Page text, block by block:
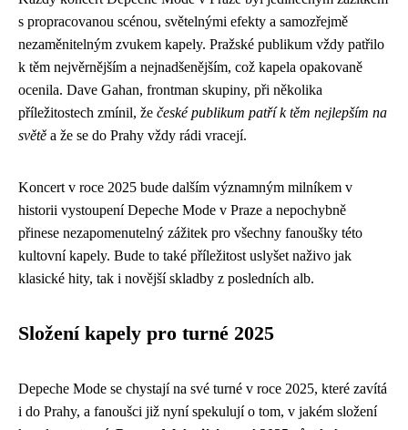
s propracovanou scénou, světelnými efekty a samozřejmě
nezaměnitelným zvukem kapely. Pražské publikum vždy patřilo
k těm nejvěrnějším a nejnadšenějším, což kapela opakovaně
ocenila. Dave Gahan, frontman skupiny, při několika
příležitostech zmínil, že české publikum patří k těm nejlepším na
světě a že se do Prahy vždy rádi vracejí.
Koncert v roce 2025 bude dalším významným milníkem v
historii vystoupení Depeche Mode v Praze a nepochybně
přinese nezapomenutelný zážitek pro všechny fanoušky této
kultovní kapely. Bude to také příležitost uslyšet naživo jak
klasické hity, tak i novější skladby z posledních alb.
Složení kapely pro turné 2025
Depeche Mode se chystají na své turné v roce 2025, které zavítá
i do Prahy, a fanoušci již nyní spekulují o tom, v jakém složení